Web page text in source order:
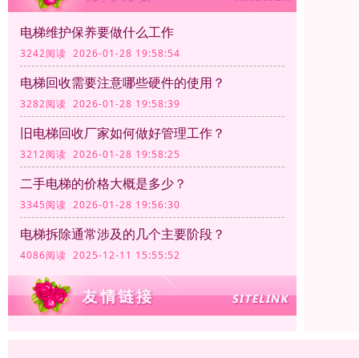
电梯维护保养要做什么工作
3242阅读 2026-01-28 19:58:54
电梯回收需要注意哪些硬件的使用？
3282阅读 2026-01-28 19:58:39
旧电梯回收厂家如何做好管理工作？
3212阅读 2026-01-28 19:58:25
二手电梯的价格大概是多少？
3345阅读 2026-01-28 19:56:30
电梯拆除通常涉及的几个主要阶段？
4086阅读 2025-12-11 15:55:52